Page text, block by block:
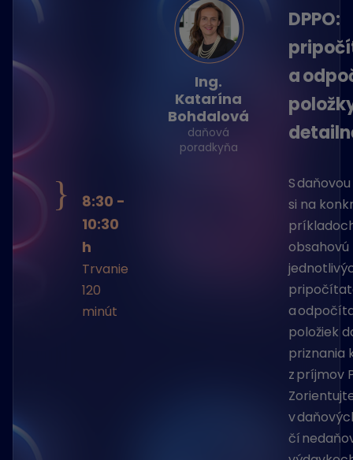
}
8:30 -
10:30
h
Trvanie
120
minút
Ing.
Katarína
Bohdalová
daňová
poradkyňa
DPPO:
a
S
si na
a
položiek
priznania
z príjmov
v
čí